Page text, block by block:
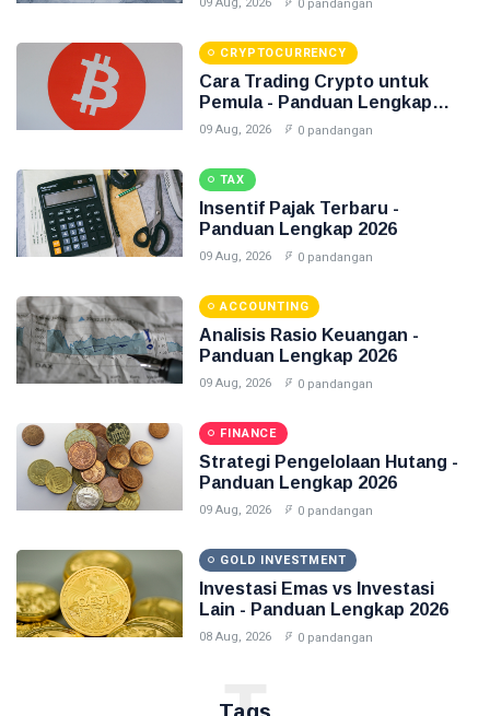
0 pandangan
CRYPTOCURRENCY
Cara Trading Crypto untuk
Pemula - Panduan Lengkap
2026
09 Aug, 2026 0 pandangan
TAX
Insentif Pajak Terbaru -
Panduan Lengkap 2026
09 Aug, 2026 0 pandangan
ACCOUNTING
Analisis Rasio Keuangan -
Panduan Lengkap 2026
09 Aug, 2026 0 pandangan
FINANCE
Strategi Pengelolaan Hutang -
Panduan Lengkap 2026
09 Aug, 2026 0 pandangan
GOLD INVESTMENT
Investasi Emas vs Investasi
Lain - Panduan Lengkap 2026
08 Aug, 2026 0 pandangan